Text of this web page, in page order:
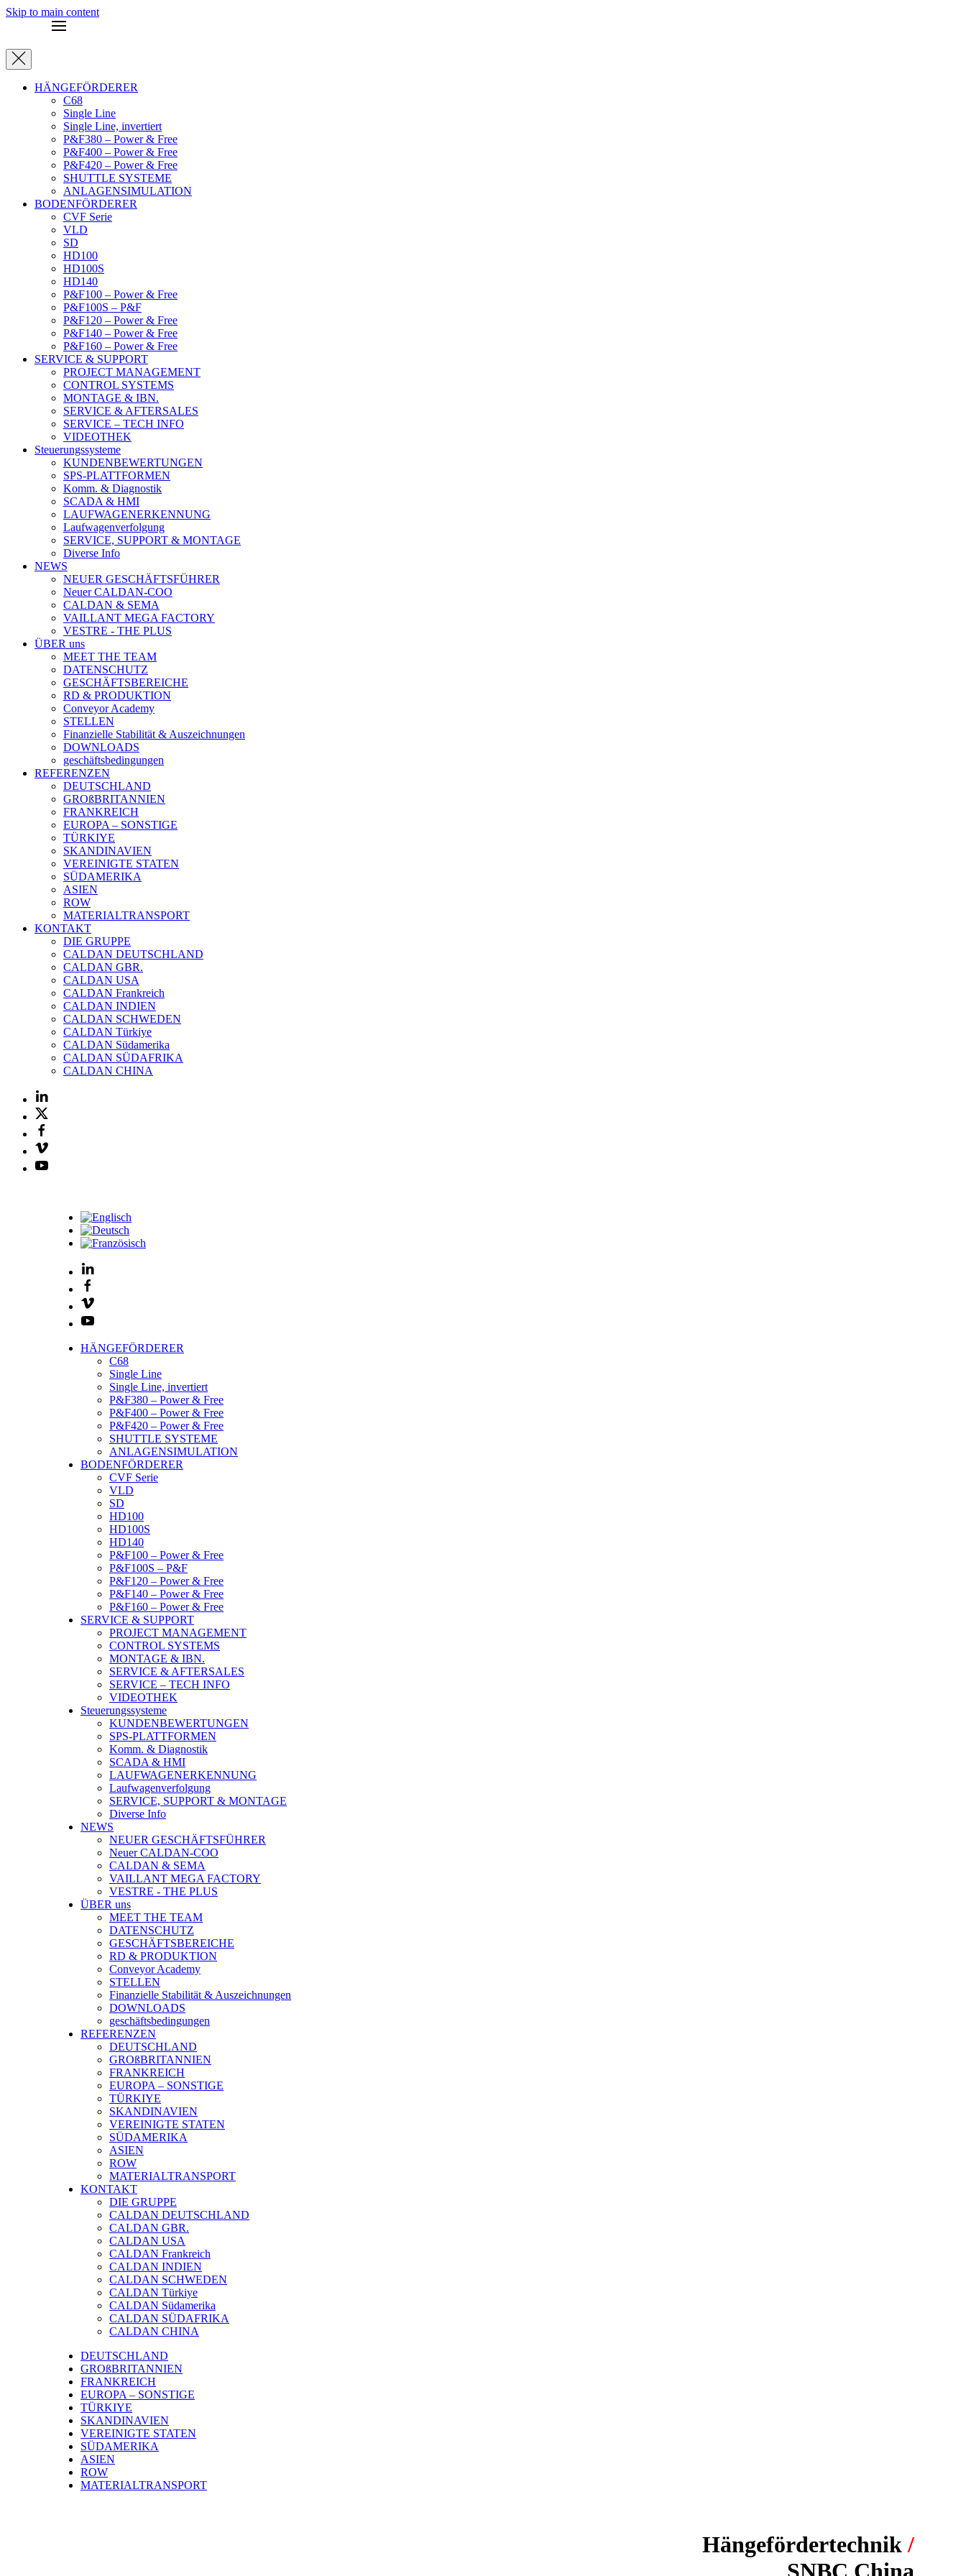
Skip to main content
HÄNGEFÖRDERER
C68
Single Line
Single Line, invertiert
P&F380 – Power & Free
P&F400 – Power & Free
P&F420 – Power & Free
SHUTTLE SYSTEME
ANLAGENSIMULATION
BODENFÖRDERER
CVF Serie
VLD
SD
HD100
HD100S
HD140
P&F100 – Power & Free
P&F100S – P&F
P&F120 – Power & Free
P&F140 – Power & Free
P&F160 – Power & Free
SERVICE & SUPPORT
PROJECT MANAGEMENT
CONTROL SYSTEMS
MONTAGE & IBN.
SERVICE & AFTERSALES
SERVICE – TECH INFO
VIDEOTHEK
Steuerungssysteme
KUNDENBEWERTUNGEN
SPS-PLATTFORMEN
Komm. & Diagnostik
SCADA & HMI
LAUFWAGENERKENNUNG
Laufwagenverfolgung
SERVICE, SUPPORT & MONTAGE
Diverse Info
NEWS
NEUER GESCHÄFTSFÜHRER
Neuer CALDAN-COO
CALDAN & SEMA
VAILLANT MEGA FACTORY
VESTRE - THE PLUS
ÜBER uns
MEET THE TEAM
DATENSCHUTZ
GESCHÄFTSBEREICHE
RD & PRODUKTION
Conveyor Academy
STELLEN
Finanzielle Stabilität & Auszeichnungen
DOWNLOADS
geschäftsbedingungen
REFERENZEN
DEUTSCHLAND
GROßBRITANNIEN
FRANKREICH
EUROPA – SONSTIGE
TÜRKIYE
SKANDINAVIEN
VEREINIGTE STATEN
SÜDAMERIKA
ASIEN
ROW
MATERIALTRANSPORT
KONTAKT
DIE GRUPPE
CALDAN DEUTSCHLAND
CALDAN GBR.
CALDAN USA
CALDAN Frankreich
CALDAN INDIEN
CALDAN SCHWEDEN
CALDAN Türkiye
CALDAN Südamerika
CALDAN SÜDAFRIKA
CALDAN CHINA
HÄNGEFÖRDERER
C68
Single Line
Single Line, invertiert
P&F380 – Power & Free
P&F400 – Power & Free
P&F420 – Power & Free
SHUTTLE SYSTEME
ANLAGENSIMULATION
BODENFÖRDERER
CVF Serie
VLD
SD
HD100
HD100S
HD140
P&F100 – Power & Free
P&F100S – P&F
P&F120 – Power & Free
P&F140 – Power & Free
P&F160 – Power & Free
SERVICE & SUPPORT
PROJECT MANAGEMENT
CONTROL SYSTEMS
MONTAGE & IBN.
SERVICE & AFTERSALES
SERVICE – TECH INFO
VIDEOTHEK
Steuerungssysteme
KUNDENBEWERTUNGEN
SPS-PLATTFORMEN
Komm. & Diagnostik
SCADA & HMI
LAUFWAGENERKENNUNG
Laufwagenverfolgung
SERVICE, SUPPORT & MONTAGE
Diverse Info
NEWS
NEUER GESCHÄFTSFÜHRER
Neuer CALDAN-COO
CALDAN & SEMA
VAILLANT MEGA FACTORY
VESTRE - THE PLUS
ÜBER uns
MEET THE TEAM
DATENSCHUTZ
GESCHÄFTSBEREICHE
RD & PRODUKTION
Conveyor Academy
STELLEN
Finanzielle Stabilität & Auszeichnungen
DOWNLOADS
geschäftsbedingungen
REFERENZEN
DEUTSCHLAND
GROßBRITANNIEN
FRANKREICH
EUROPA – SONSTIGE
TÜRKIYE
SKANDINAVIEN
VEREINIGTE STATEN
SÜDAMERIKA
ASIEN
ROW
MATERIALTRANSPORT
KONTAKT
DIE GRUPPE
CALDAN DEUTSCHLAND
CALDAN GBR.
CALDAN USA
CALDAN Frankreich
CALDAN INDIEN
CALDAN SCHWEDEN
CALDAN Türkiye
CALDAN Südamerika
CALDAN SÜDAFRIKA
CALDAN CHINA
DEUTSCHLAND
GROßBRITANNIEN
FRANKREICH
EUROPA – SONSTIGE
TÜRKIYE
SKANDINAVIEN
VEREINIGTE STATEN
SÜDAMERIKA
ASIEN
ROW
MATERIALTRANSPORT
Hängefördertechnik/